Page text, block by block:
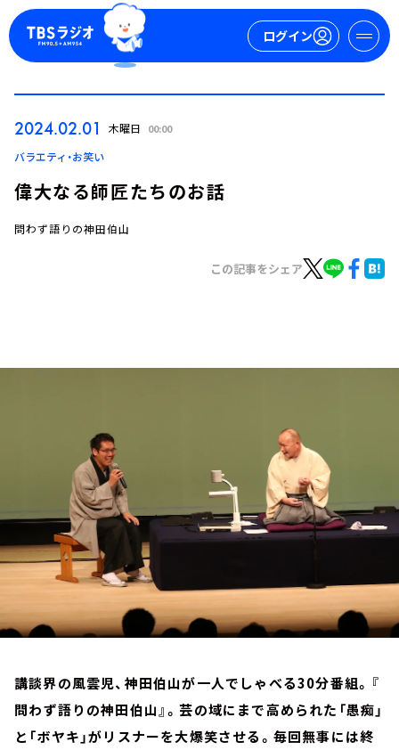
ログイン
ログイン
トピックス
イベント・グッズ
YouTube
会社情報
2024.02.01 木曜日 00:00
バラエティ・お笑い
偉大なる師匠たちのお話
問わず語りの神田伯山
この記事をシェア
講談界の風雲児、神田伯山が一人でしゃべる30分番組。『
問わず語りの神田伯山』。芸の域にまで高められた「愚痴」
と「ボヤキ」がリスナーを大爆笑させる。毎回無事には終